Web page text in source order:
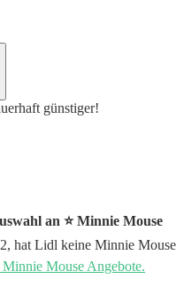
günstiger!
an ⭐️ Minnie Mouse
hat Lidl keine Minnie Mouse
Mouse Angebote.